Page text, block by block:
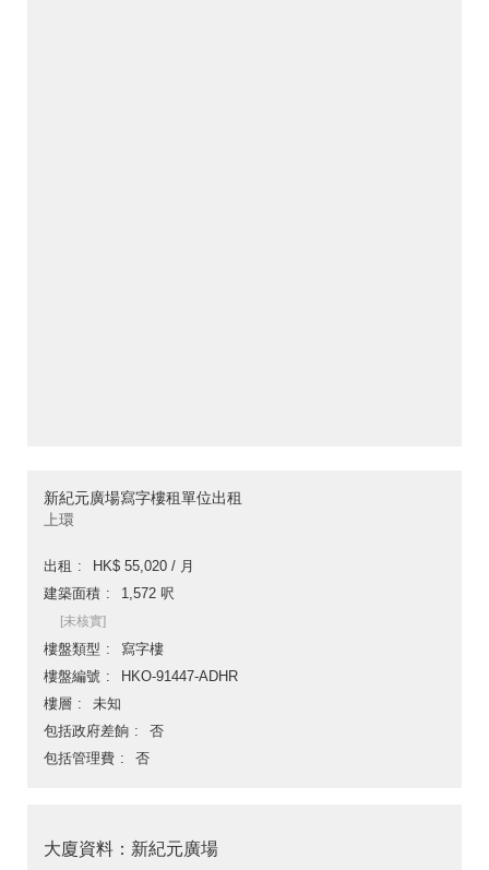
新紀元廣場寫字樓租單位出租
上環
出租
HK$ 55,020 / 月
建築面積
1,572 呎
[未核實]
樓盤類型
寫字樓
樓盤編號
HKO-91447-ADHR
樓層
未知
包括政府差餉
否
包括管理費
否
大廈資料：新紀元廣場